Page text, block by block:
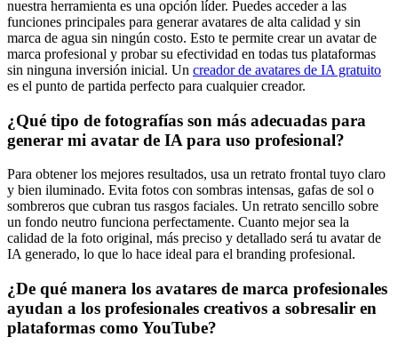
nuestra herramienta es una opción líder. Puedes acceder a las
funciones principales para generar avatares de alta calidad y sin
marca de agua sin ningún costo. Esto te permite crear un avatar de
marca profesional y probar su efectividad en todas tus plataformas
sin ninguna inversión inicial. Un creador de avatares de IA gratuito
es el punto de partida perfecto para cualquier creador.
¿Qué tipo de fotografías son más adecuadas para
generar mi avatar de IA para uso profesional?
Para obtener los mejores resultados, usa un retrato frontal tuyo claro
y bien iluminado. Evita fotos con sombras intensas, gafas de sol o
sombreros que cubran tus rasgos faciales. Un retrato sencillo sobre
un fondo neutro funciona perfectamente. Cuanto mejor sea la
calidad de la foto original, más preciso y detallado será tu avatar de
IA generado, lo que lo hace ideal para el branding profesional.
¿De qué manera los avatares de marca profesionales
ayudan a los profesionales creativos a sobresalir en
plataformas como YouTube?